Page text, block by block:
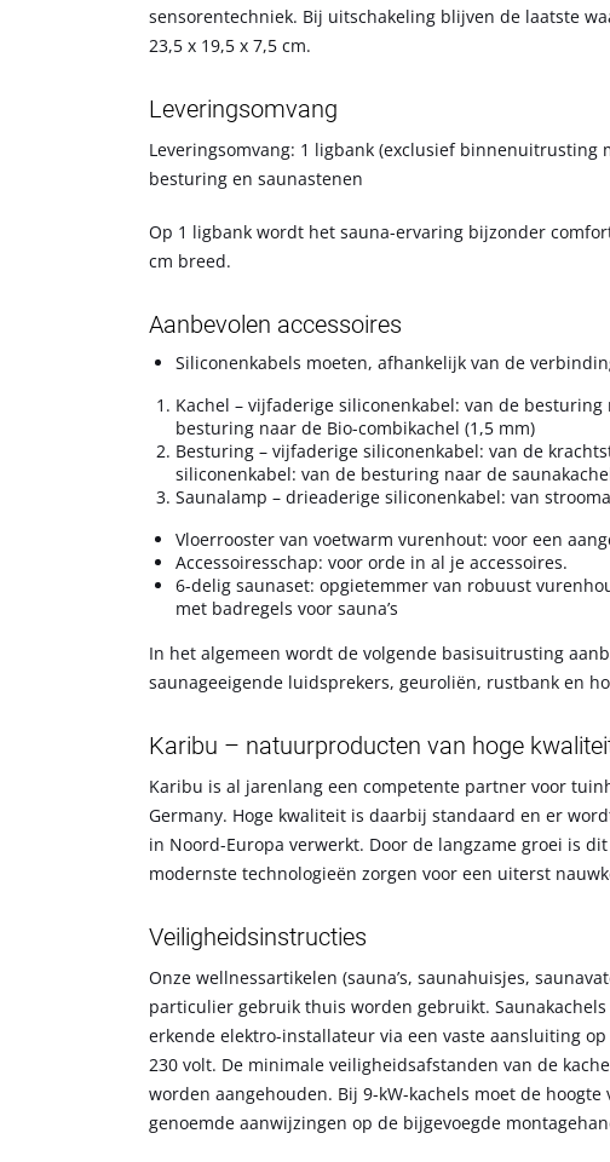
sensorentechniek. Bij uitschakeling blijven de laatste
23,5 x 19,5 x 7,5 cm.
Leveringsomvang
Leveringsomvang: 1 ligbank (exclusief
besturing en saunastenen
Op 1 ligbank wordt het sauna-ervaring bijzonder
cm breed.
Aanbevolen accessoires
Siliconenkabels moeten, afhankelijk van de
Kachel – vijfaderige siliconenkabel: van de
besturing naar de Bio-combikachel (1,5 mm)
Besturing – vijfaderige siliconenkabel: van de
siliconenkabel: van de besturing naar de
Saunalamp – drieaderige siliconenkabel: van
Vloerrooster van voetwarm vurenhout: voor een
Accessoiresschap: voor orde in al je accessoires.
6-delig saunaset: opgietemmer van robuust
met badregels voor sauna’s
In het algemeen wordt de volgende basisuitrusting
saunageeigende luidsprekers, geuroliën, rustbank en
Karibu – natuurproducten van hoge
Karibu is al jarenlang een competente partner voor
Germany. Hoge kwaliteit is daarbij standaard en er
in Noord-Europa verwerkt. Door de langzame groei is
modernste technologieën zorgen voor een uiterst
Veiligheidsinstructies
Onze wellnessartikelen (sauna’s, saunahuisjes,
particulier gebruik thuis worden gebruikt.
erkende elektro-installateur via een vaste aansluiting
230 volt. De minimale veiligheidsafstanden van de
worden aangehouden. Bij 9-kW-kachels moet de
genoemde aanwijzingen op de bijgevoegde